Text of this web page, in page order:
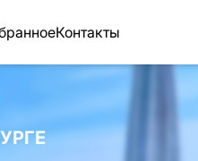
Контакты